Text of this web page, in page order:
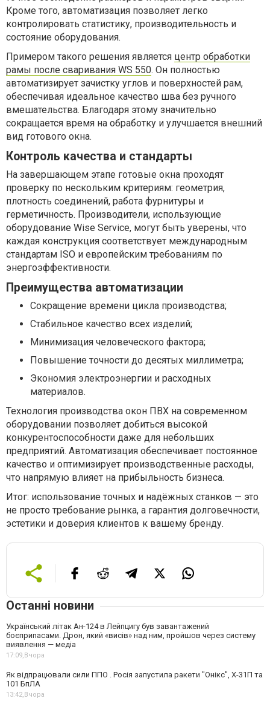
Кроме того, автоматизация позволяет легко
контролировать статистику, производительность и
состояние оборудования.
Примером такого решения является центр обработки
рамы после сваривания WS 550. Он полностью
автоматизирует зачистку углов и поверхностей рам,
обеспечивая идеальное качество шва без ручного
вмешательства. Благодаря этому значительно
сокращается время на обработку и улучшается внешний
вид готового окна.
Контроль качества и стандарты
На завершающем этапе готовые окна проходят
проверку по нескольким критериям: геометрия,
плотность соединений, работа фурнитуры и
герметичность. Производители, использующие
оборудование Wise Service, могут быть уверены, что
каждая конструкция соответствует международным
стандартам ISO и европейским требованиям по
энергоэффективности.
Преимущества автоматизации
Сокращение времени цикла производства;
Стабильное качество всех изделий;
Минимизация человеческого фактора;
Повышение точности до десятых миллиметра;
Экономия электроэнергии и расходных
материалов.
Технология производства окон ПВХ на современном
оборудовании позволяет добиться высокой
конкурентоспособности даже для небольших
предприятий. Автоматизация обеспечивает постоянное
качество и оптимизирует производственные расходы,
что напрямую влияет на прибыльность бизнеса.
Итог: использование точных и надёжных станков — это
не просто требование рынка, а гарантия долговечности,
эстетики и доверия клиентов к вашему бренду.
Останні новини
Український літак Ан-124 в Лейпцигу був завантажений
боєприпасами. Дрон, який «висів» над ним, пройшов через систему
виявлення — медіа
17:09,Вчора
Як відпрацювали сили ППО . Росія запустила ракети "Онікс", Х-31П та
101 БпЛА
13:42,Вчора